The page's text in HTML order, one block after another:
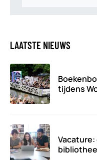
LAATSTE NIEUWS
tijdens